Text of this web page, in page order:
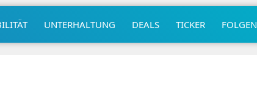
UNTERHALTUNG DEALS TICKER FOLGEN